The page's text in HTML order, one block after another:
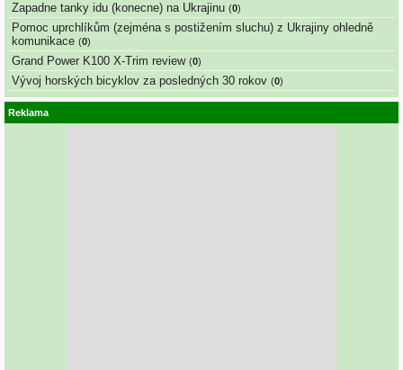
Zapadne tanky idu (konecne) na Ukrajinu (0)
Pomoc uprchlíkům (zejména s postižením sluchu) z Ukrajiny ohledně
komunikace (0)
Grand Power K100 X-Trim review (0)
Vývoj horských bicyklov za posledných 30 rokov (0)
Reklama